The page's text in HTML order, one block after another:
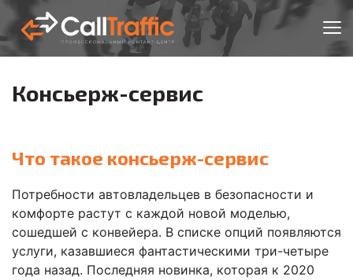
Консьерж-сервис
Что такое консьерж-сервис
Потребности автовладельцев в безопасности и
комфорте растут с каждой новой моделью,
сошедшей с конвейера. В списке опций появляются
услуги, казавшиеся фантастическими три-четыре
года назад. Последняя новинка, которая к 2020